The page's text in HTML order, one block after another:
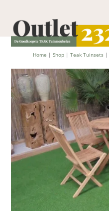
Home | Shop| Teak Tuinsets|